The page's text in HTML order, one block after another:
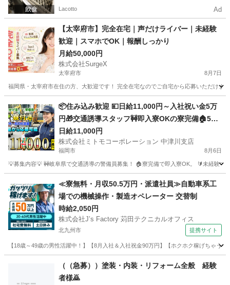
Lacotto Ad
【太宰府市】完全在宅｜声だけライバー｜未経験
歓迎｜スマホでOK｜報酬しっかり
月給50,000円
株式会社SurgeX
太宰府市 8月7日
福岡県・太宰府市在住の方、大歓迎です！ 完全在宅なのでご自宅から応募いただけ
その他 ライバー
📦住み込み歓迎 💴日給11,000円～入社祝い金5万
円🎁交通誘導スタッフ🚧即入寮OKの寮完備🏠50
代・60代活躍中👴難しい作業は一切なし👌地域の
安全を守るやりがいある仕事🛡️Web面接で即決も
可能です💻
日給11,000円
株式会社ミトモコーポレーション 中津川支店
福岡市 8月6日
💡募集内容💡 🚧岐阜県で交通誘導の警備員募集！ 🏠寮完備で即入寮OK。 🔰未経験
その他 Web
≪寮無料・月収50.5万円・派遣社員≫自動車系工
場での機械操作・製造オペレーター 交替制
時給2,050円
株式会社J’s Factory 苅田テクニカルオフィス
北九州市 提携サイト
【18歳～49歳の男性活躍中！】【8月入社＆入社祝金90万円】【ホクホク稼げちゃ
その他
（（急募））塗装・内装・リフォーム全般 経験
者様🙇